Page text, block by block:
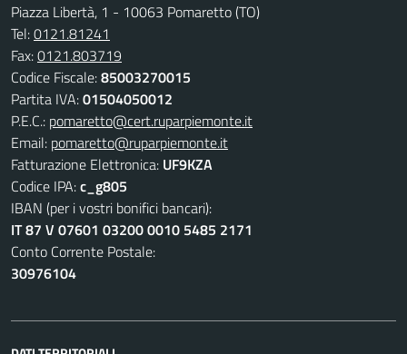
Piazza Libertà, 1 - 10063 Pomaretto (TO)
Tel:0121.81241
Fax:0121.803719
Codice Fiscale:85003270015
Partita IVA:01504050012
P.E.C.: pomaretto@cert.ruparpiemonte.it
Email: pomaretto@ruparpiemonte.it
Fatturazione Elettronica: UF9KZA
Codice IPA:c_g805
IBAN (per i vostri bonifici bancari):
IT 87 V 07601 03200 0010 5485 2171
Conto Corrente Postale:
30976104